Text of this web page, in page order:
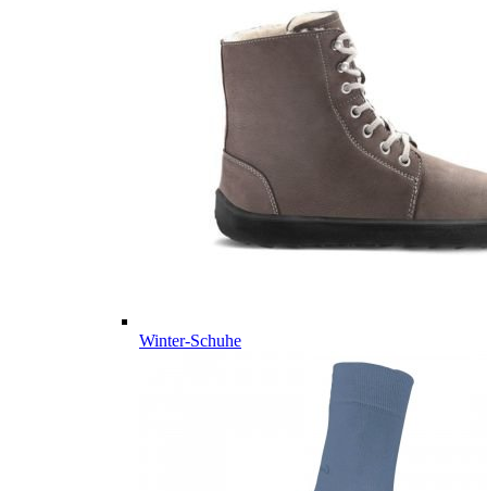
Winter-Schuhe